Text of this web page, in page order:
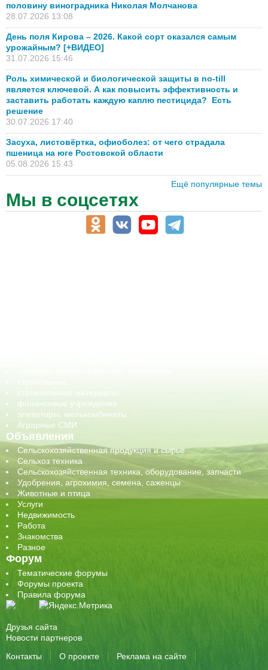
половину виноградника Николая Молчанова
28.07.2026 13:08
День поля Кирова – 2026. Какой сорт оказался самым
урожайным? [+ВИДЕО]
31.07.2026 15:46
Роль химической и биологической защиты в no-till
является ключевой. А как повысить эффективность и
заставить работать каждую каплю пестицида? Есть
решение
30.07.2026 17:40
Засуха, листовёртка, офиоболез: от чего страдала
пшеница на юге Ростовской области
05.08.2026 15:43
Ещё популярные темы
Мы в соцсетях
строительные материалы
финансовые учреждения
элеваторы, мелькомбинаты
Аграрные СМИ
Объявления
Сельскохозяйственная продукция и сырье
Сельхоз техника
Сельскохозяйственная техника, оборудование, запчасти
Удобрения, агрохимия, семена, саженцы
Животные и птица
Услуги
Недвижимость
Работа
Знакомства
Разное
Форум
Тематические форумы
Форумы проекта
Правила форума
Друзья сайта
Новости партнеров
Контакты
О проекте Реклама на сайте